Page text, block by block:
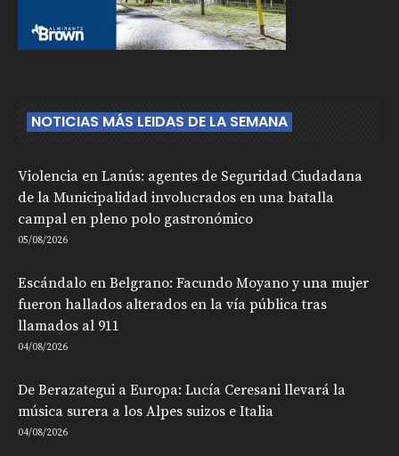
NOTICIAS MÁS LEIDAS DE LA SEMANA
Violencia en Lanús: agentes de Seguridad Ciudadana
de la Municipalidad involucrados en una batalla
campal en pleno polo gastronómico
05/08/2026
Escándalo en Belgrano: Facundo Moyano y una mujer
fueron hallados alterados en la vía pública tras
llamados al 911
04/08/2026
De Berazategui a Europa: Lucía Ceresani llevará la
música surera a los Alpes suizos e Italia
04/08/2026